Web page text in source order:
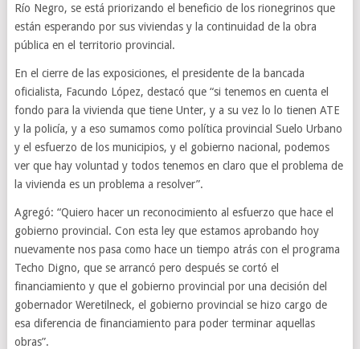
Río Negro, se está priorizando el beneficio de los rionegrinos que
están esperando por sus viviendas y la continuidad de la obra
pública en el territorio provincial.
En el cierre de las exposiciones, el presidente de la bancada
oficialista, Facundo López, destacó que “si tenemos en cuenta el
fondo para la vivienda que tiene Unter, y a su vez lo lo tienen ATE
y la policía, y a eso sumamos como política provincial Suelo Urbano
y el esfuerzo de los municipios, y el gobierno nacional, podemos
ver que hay voluntad y todos tenemos en claro que el problema de
la vivienda es un problema a resolver”.
Agregó: “Quiero hacer un reconocimiento al esfuerzo que hace el
gobierno provincial. Con esta ley que estamos aprobando hoy
nuevamente nos pasa como hace un tiempo atrás con el programa
Techo Digno, que se arrancó pero después se cortó el
financiamiento y que el gobierno provincial por una decisión del
gobernador Weretilneck, el gobierno provincial se hizo cargo de
esa diferencia de financiamiento para poder terminar aquellas
obras”.